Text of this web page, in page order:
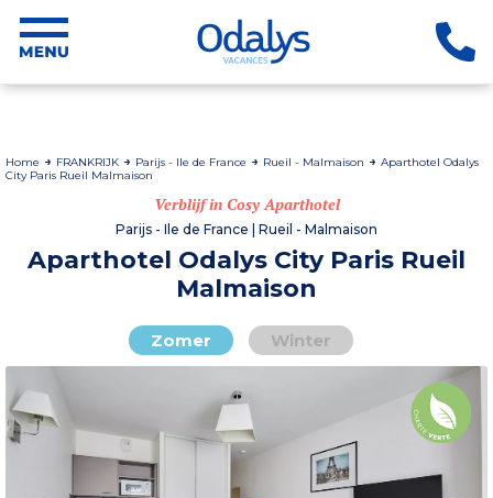
Home FRANKRIJK Parijs - Ile de France Rueil - Malmaison
Aparthotel Odalys
City Paris Rueil Malmaison
Verblijf in Cosy Aparthotel
Parijs - Ile de France | Rueil - Malmaison
Aparthotel Odalys City Paris Rueil
Malmaison
Zomer Winter